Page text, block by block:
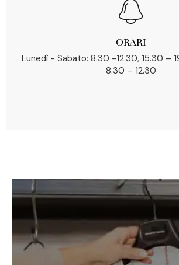
ORARI
Lunedì - Sabato: 8.30 -12.30, 15.30 –
8.30 – 12.30